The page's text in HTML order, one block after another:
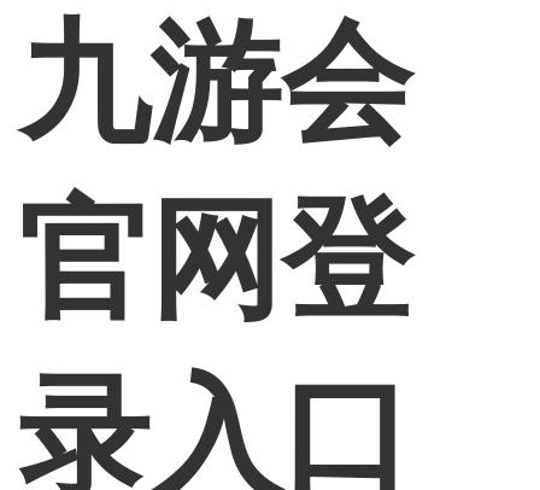
九游会
官网登
录入口